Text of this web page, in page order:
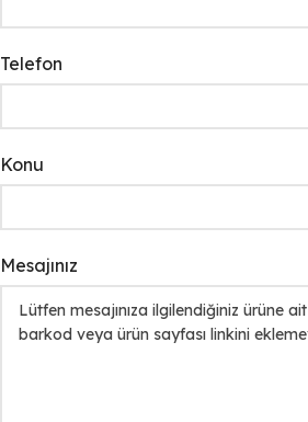
Telefon
Konu
Mesajınız